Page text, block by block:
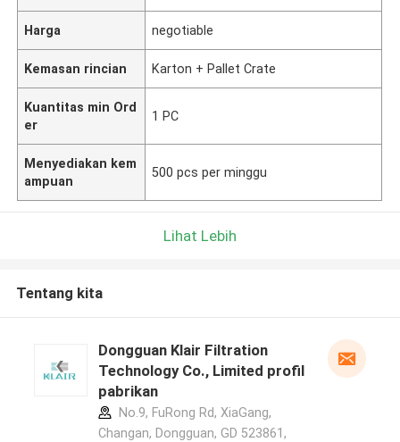
Harga negotiable
Kemasan rincian Karton + Pallet Crate
Kuantitas min Ord
er
1 PC
Menyediakan kem
ampuan
500 pcs per minggu
Lihat Lebih
Tentang kita
Dongguan Klair Filtration
Technology Co., Limited profil
pabrikan
No.9, FuRong Rd, XiaGang,
Changan, Dongguan, GD 523861,